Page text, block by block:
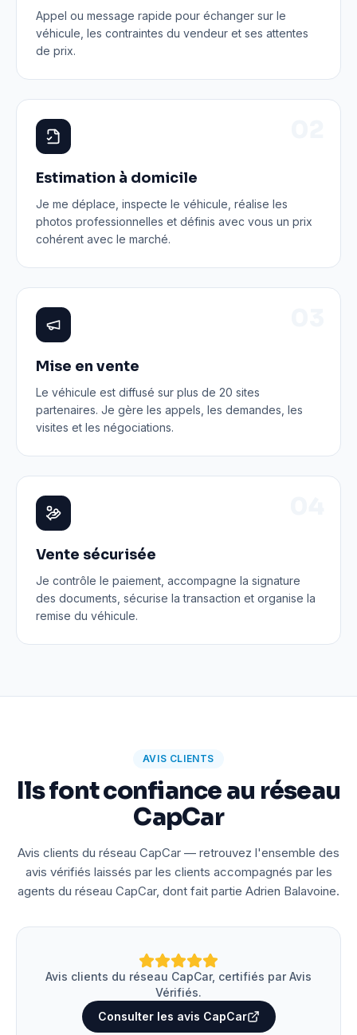
Appel ou message rapide pour échanger sur le
véhicule, les contraintes du vendeur et ses attentes
de prix.
Estimation à domicile
Je me déplace, inspecte le véhicule, réalise les
photos professionnelles et définis avec vous un prix
cohérent avec le marché.
Mise en vente
Le véhicule est diffusé sur plus de 20 sites
partenaires. Je gère les appels, les demandes, les
visites et les négociations.
Vente sécurisée
Je contrôle le paiement, accompagne la signature
des documents, sécurise la transaction et organise la
remise du véhicule.
AVIS CLIENTS
Ils font confiance au réseau
CapCar
Avis clients du réseau CapCar — retrouvez l'ensemble des
avis vérifiés laissés par les clients accompagnés par les
agents du réseau CapCar, dont fait partie Adrien Balavoine.
Avis clients du réseau CapCar, certifiés par Avis
Vérifiés.
Consulter les avis CapCar